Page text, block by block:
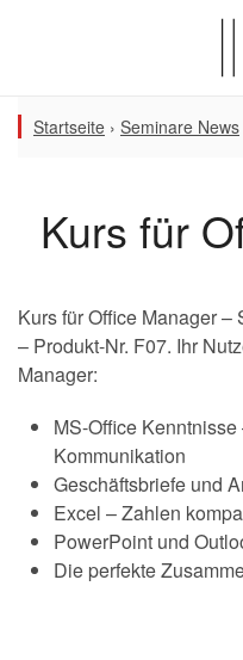
Startseite › Seminare News
Kurs für
Kurs für Office Manager
– Produkt-Nr. F07. Ihr
Manager:
MS-Office
Kommunikation
Geschäftsbriefe und
Excel – Zahlen
PowerPoint und
Die perfekte